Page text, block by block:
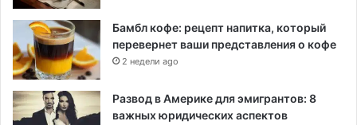
Бамбл кофе: рецепт напитка, который
перевернет ваши представления о кофе
2 недели ago
Развод в Америке для эмигрантов: 8
важных юридических аспектов